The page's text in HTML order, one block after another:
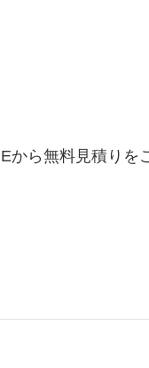
から無料見積りを